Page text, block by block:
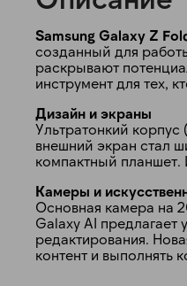
Samsung Galaxy Z
созданный для
раскрывают
инструмент для тех,
Дизайн и экраны
Ультратонкий
внешний экран стал
компактный
Камеры и
Основная камера на
Galaxy AI предлагает
редактирования.
контент и выполнять